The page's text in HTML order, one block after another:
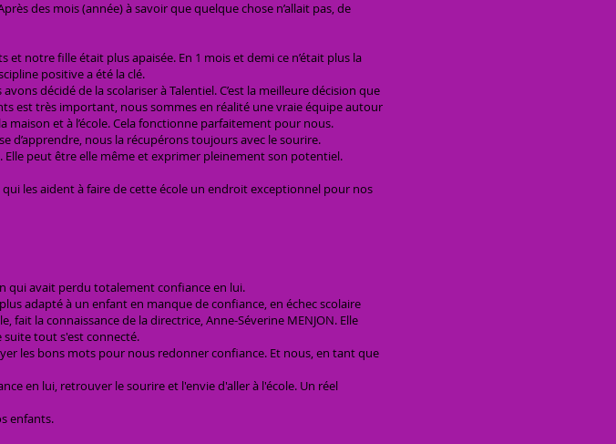
des mois (année) à savoir que quelque chose n’allait pas, de
notre fille était plus apaisée. En 1 mois et demi ce n’était plus la
positive a été la clé.
décidé de la scolariser à Talentiel. C’est la meilleure décision que
est très important, nous sommes en réalité une vraie équipe autour
maison et à l’école. Cela fonctionne parfaitement pour nous.
d’apprendre, nous la récupérons toujours avec le sourire.
Elle peut être elle même et exprimer pleinement son potentiel.
les aident à faire de cette école un endroit exceptionnel pour nos
qui avait perdu totalement confiance en lui.
adapté à un enfant en manque de confiance, en échec scolaire
la connaissance de la directrice, Anne-Séverine MENJON. Elle
tout s'est connecté.
les bons mots pour nous redonner confiance. Et nous, en tant que
en lui, retrouver le sourire et l'envie d'aller à l'école. Un réel
enfants.